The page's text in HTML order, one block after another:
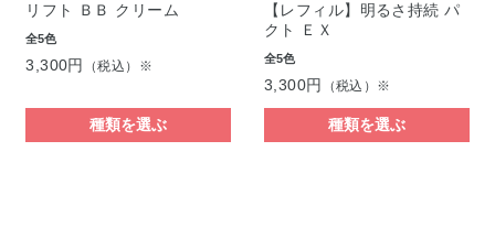
リフト ＢＢ クリーム
全5色
3,300円 （税込）※
種類を選ぶ
【レフィル】明るさ持続 パ
クト ＥＸ
全5色
3,300円 （税込）※
種類を選ぶ